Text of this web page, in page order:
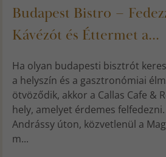
Budapest Bistro –
Kávézót és Éttermet a...
Ha olyan budapesti bisztrót
a helyszín és a gasztronómiai
ötvöződik, akkor a Callas Cafe &
hely, amelyet érdemes
Andrássy úton, közvetlenül a
m...